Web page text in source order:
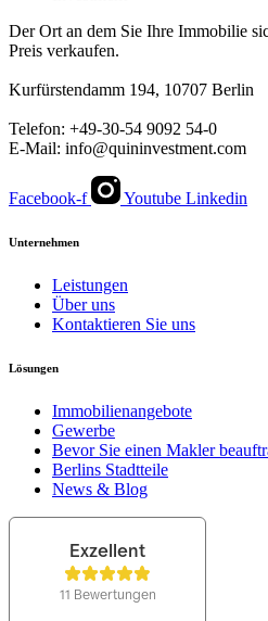
Der Ort an dem Sie Ihre Immobilie
Preis verkaufen.
Kurfürstendamm 194, 10707 Berlin
Telefon: +49-30-54 9092 54-0
E-Mail: info@quininvestment.com
Facebook-f Youtube Linkedin
Unternehmen
Leistungen
Über uns
Kontaktieren Sie uns
Lösungen
Immobilienangebote
Gewerbe
Bevor Sie einen Makler
Berlins Stadtteile
News & Blog